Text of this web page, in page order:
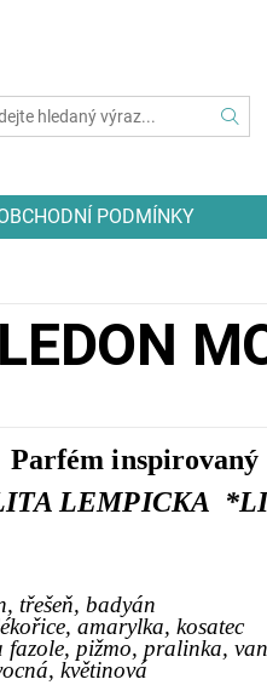
PODMÍNKY
Parfém inspirovaný
LEMPICKA
třešeň, badyán
amarylka, kosatec
fazole, pižmo, pralinka,
květinová